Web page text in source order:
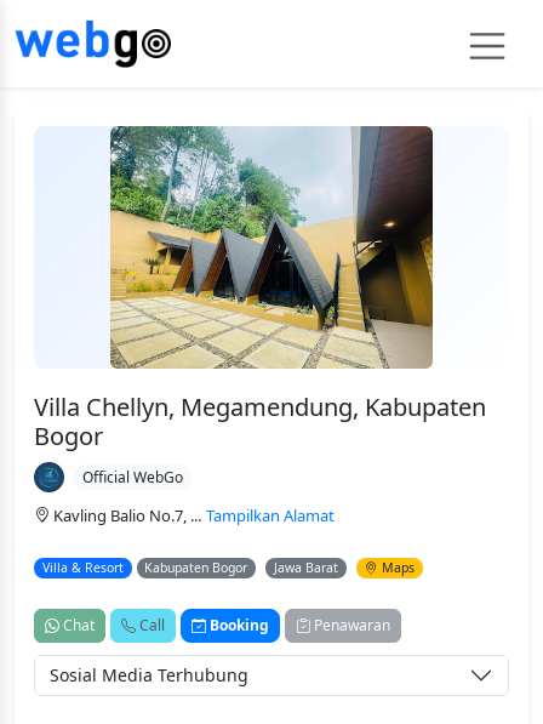
Villa Chellyn, Megamendung, Kabupaten
Bogor
Official WebGo
Kavling Balio No.7, ... Tampilkan Alamat
Villa & Resort Kabupaten Bogor Jawa Barat Maps
Chat Call Booking Penawaran
Sosial Media Terhubung